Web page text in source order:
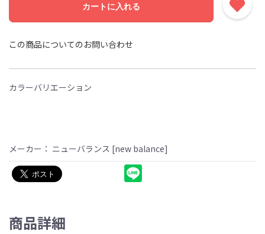
カートに入れる
この商品についてのお問い合わせ
カラーバリエーション
メーカー： ニューバランス [new balance]
商品詳細